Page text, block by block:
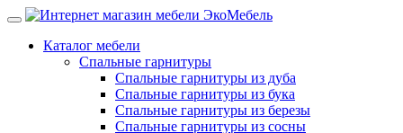
Каталог мебели
Спальные гарнитуры
Спальные гарнитуры из дуба
Спальные гарнитуры из бука
Спальные гарнитуры из березы
Спальные гарнитуры из сосны